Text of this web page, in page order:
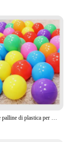
50 pz colore palline di plastica per bambini giochi per bambini giocattoli palla bambino box tenda piscina d'acqua Ocean Wave Balls giocattoli per bambini per ragazzi ragazze